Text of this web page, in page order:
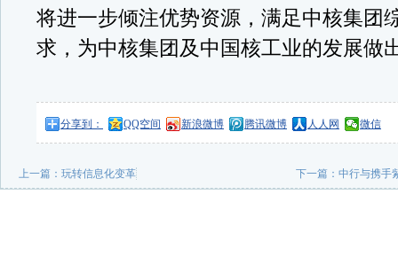
将进一步倾注优势资源，满足中核集团
求，为中核集团及中国核工业的发展做
分享到： QQ空间 新浪微博 腾讯微博 人人网 微信
上一篇： 玩转信息化变革 下一篇：中行与携手